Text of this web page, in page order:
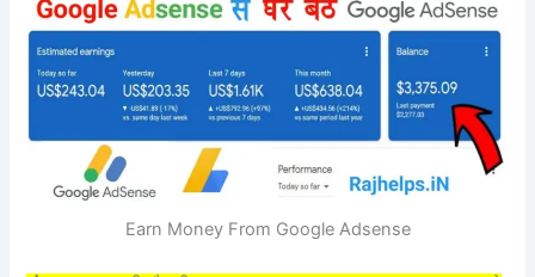
Earn Money From Google Adsense